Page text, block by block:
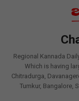
Regional Kannada
Which is having
Chitradurga,
Tumkur, Bangalore,